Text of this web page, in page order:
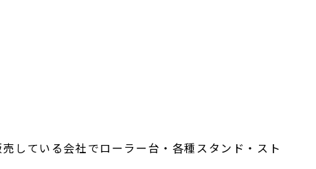
している会社でローラー台・各種スタンド・スト